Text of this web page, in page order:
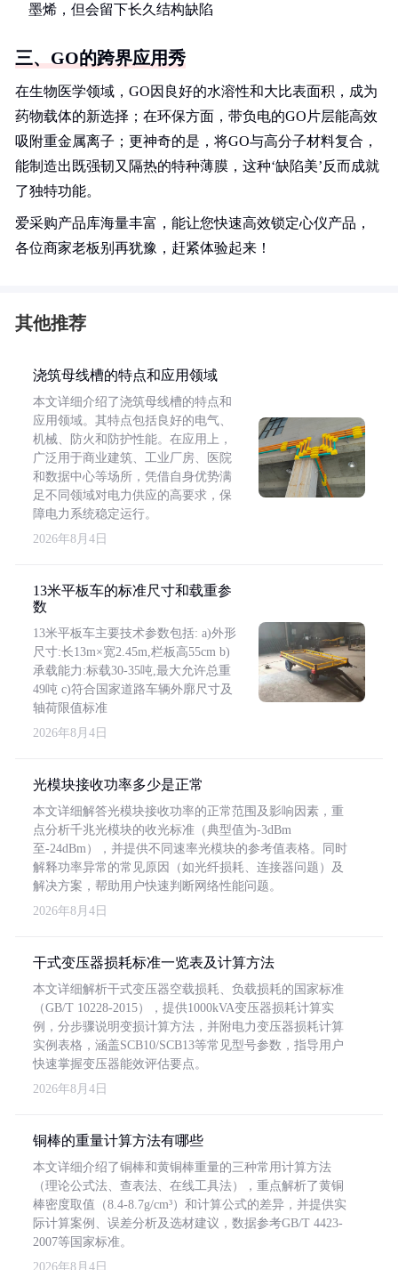
墨烯，但会留下长久结构缺陷
三、GO的跨界应用秀
在生物医学领域，GO因良好的水溶性和大比表面积，成为
药物载体的新选择；在环保方面，带负电的GO片层能高效
吸附重金属离子；更神奇的是，将GO与高分子材料复合，
能制造出既强韧又隔热的特种薄膜，这种‘缺陷美’反而成就
了独特功能。
爱采购产品库海量丰富，能让您快速高效锁定心仪产品，
各位商家老板别再犹豫，赶紧体验起来！
其他推荐
浇筑母线槽的特点和应用领域
本文详细介绍了浇筑母线槽的特点和
应用领域。其特点包括良好的电气、
机械、防火和防护性能。在应用上，
广泛用于商业建筑、工业厂房、医院
和数据中心等场所，凭借自身优势满
足不同领域对电力供应的高要求，保
障电力系统稳定运行。
2026年8月4日
13米平板车的标准尺寸和载重参
数
13米平板车主要技术参数包括: a)外形
尺寸:长13m×宽2.45m,栏板高55cm b)
承载能力:标载30-35吨,最大允许总重
49吨 c)符合国家道路车辆外廓尺寸及
轴荷限值标准
2026年8月4日
光模块接收功率多少是正常
本文详细解答光模块接收功率的正常范围及影响因素，重
点分析千兆光模块的收光标准（典型值为-3dBm
至-24dBm），并提供不同速率光模块的参考值表格。同时
解释功率异常的常见原因（如光纤损耗、连接器问题）及
解决方案，帮助用户快速判断网络性能问题。
2026年8月4日
干式变压器损耗标准一览表及计算方法
本文详细解析干式变压器空载损耗、负载损耗的国家标准
（GB/T 10228-2015），提供1000kVA变压器损耗计算实
例，分步骤说明变损计算方法，并附电力变压器损耗计算
实例表格，涵盖SCB10/SCB13等常见型号参数，指导用户
快速掌握变压器能效评估要点。
2026年8月4日
铜棒的重量计算方法有哪些
本文详细介绍了铜棒和黄铜棒重量的三种常用计算方法
（理论公式法、查表法、在线工具法），重点解析了黄铜
棒密度取值（8.4-8.7g/cm³）和计算公式的差异，并提供实
际计算案例、误差分析及选材建议，数据参考GB/T 4423-
2007等国家标准。
2026年8月4日